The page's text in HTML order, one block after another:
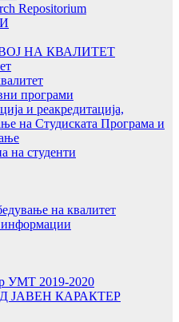
Repositorium
НА КВАЛИТЕТ
програми
и реакредитација,
на Студиската Програма и
на студенти
на квалитет
информации
УМТ 2019-2020
КАРАКТЕР